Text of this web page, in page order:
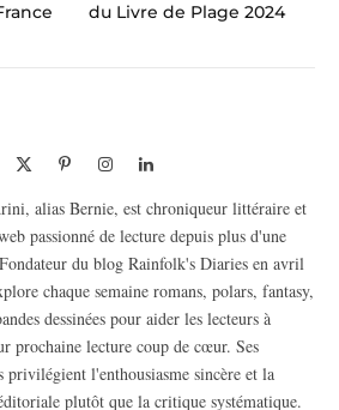
du Livre de Plage 2024
PinterestInstagramLinkedIn
alias Bernie, est chroniqueur littéraire et
passionné de lecture depuis plus d'une
du blog Rainfolk's Diaries en avril
chaque semaine romans, polars, fantasy,
dessinées pour aider les lecteurs à
prochaine lecture coup de cœur. Ses
privilégient l'enthousiasme sincère et la
plutôt que la critique systématique.